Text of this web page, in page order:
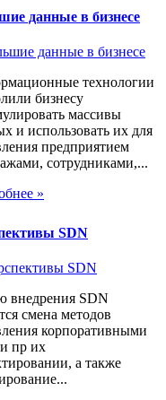
данные в бизнесе
технологии
бизнесу
массивы
и использовать их для
предприятием
сотрудниками,...
»
SDN
внедрения SDN
смена методов
корпоративными
пр их
а также